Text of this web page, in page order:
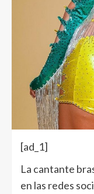
[ad_1]
La cantante
en las redes